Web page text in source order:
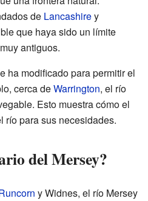
de Lancashirey
que haya sido un límite
antiguos.
ha modificado para permitir el
cerca deWarrington, el río
Esto muestra cómo el
río para sus necesidades.
del Mersey?
y Widnes, el río Mersey